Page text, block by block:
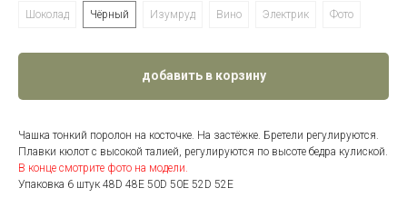
Шоколад
Чёрный Изумруд Вино Электрик Фото
добавить в корзину
Чашка тонкий поролон на косточке. На застёжке. Бретели регулируются.
Плавки кюлот с высокой талией, регулируются по высоте бедра кулиской.
В конце смотрите фото на модели.
Упаковка 6 штук 48D 48Е 50D 50Е 52D 52Е